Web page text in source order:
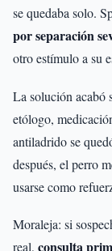
se quedaba solo.
por separación
otro estímulo a su
La solución acabó
etólogo,
antiladrido se
después, el perro
usarse como
Moraleja: si
real, consulta